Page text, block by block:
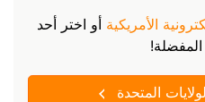
الأمريكية أو اختر أحد
المتحدة